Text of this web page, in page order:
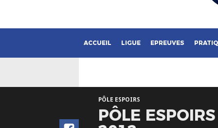
ACCUEIL LIGUE EPREUVES
PÔLE ESPOIRS
PÔLE